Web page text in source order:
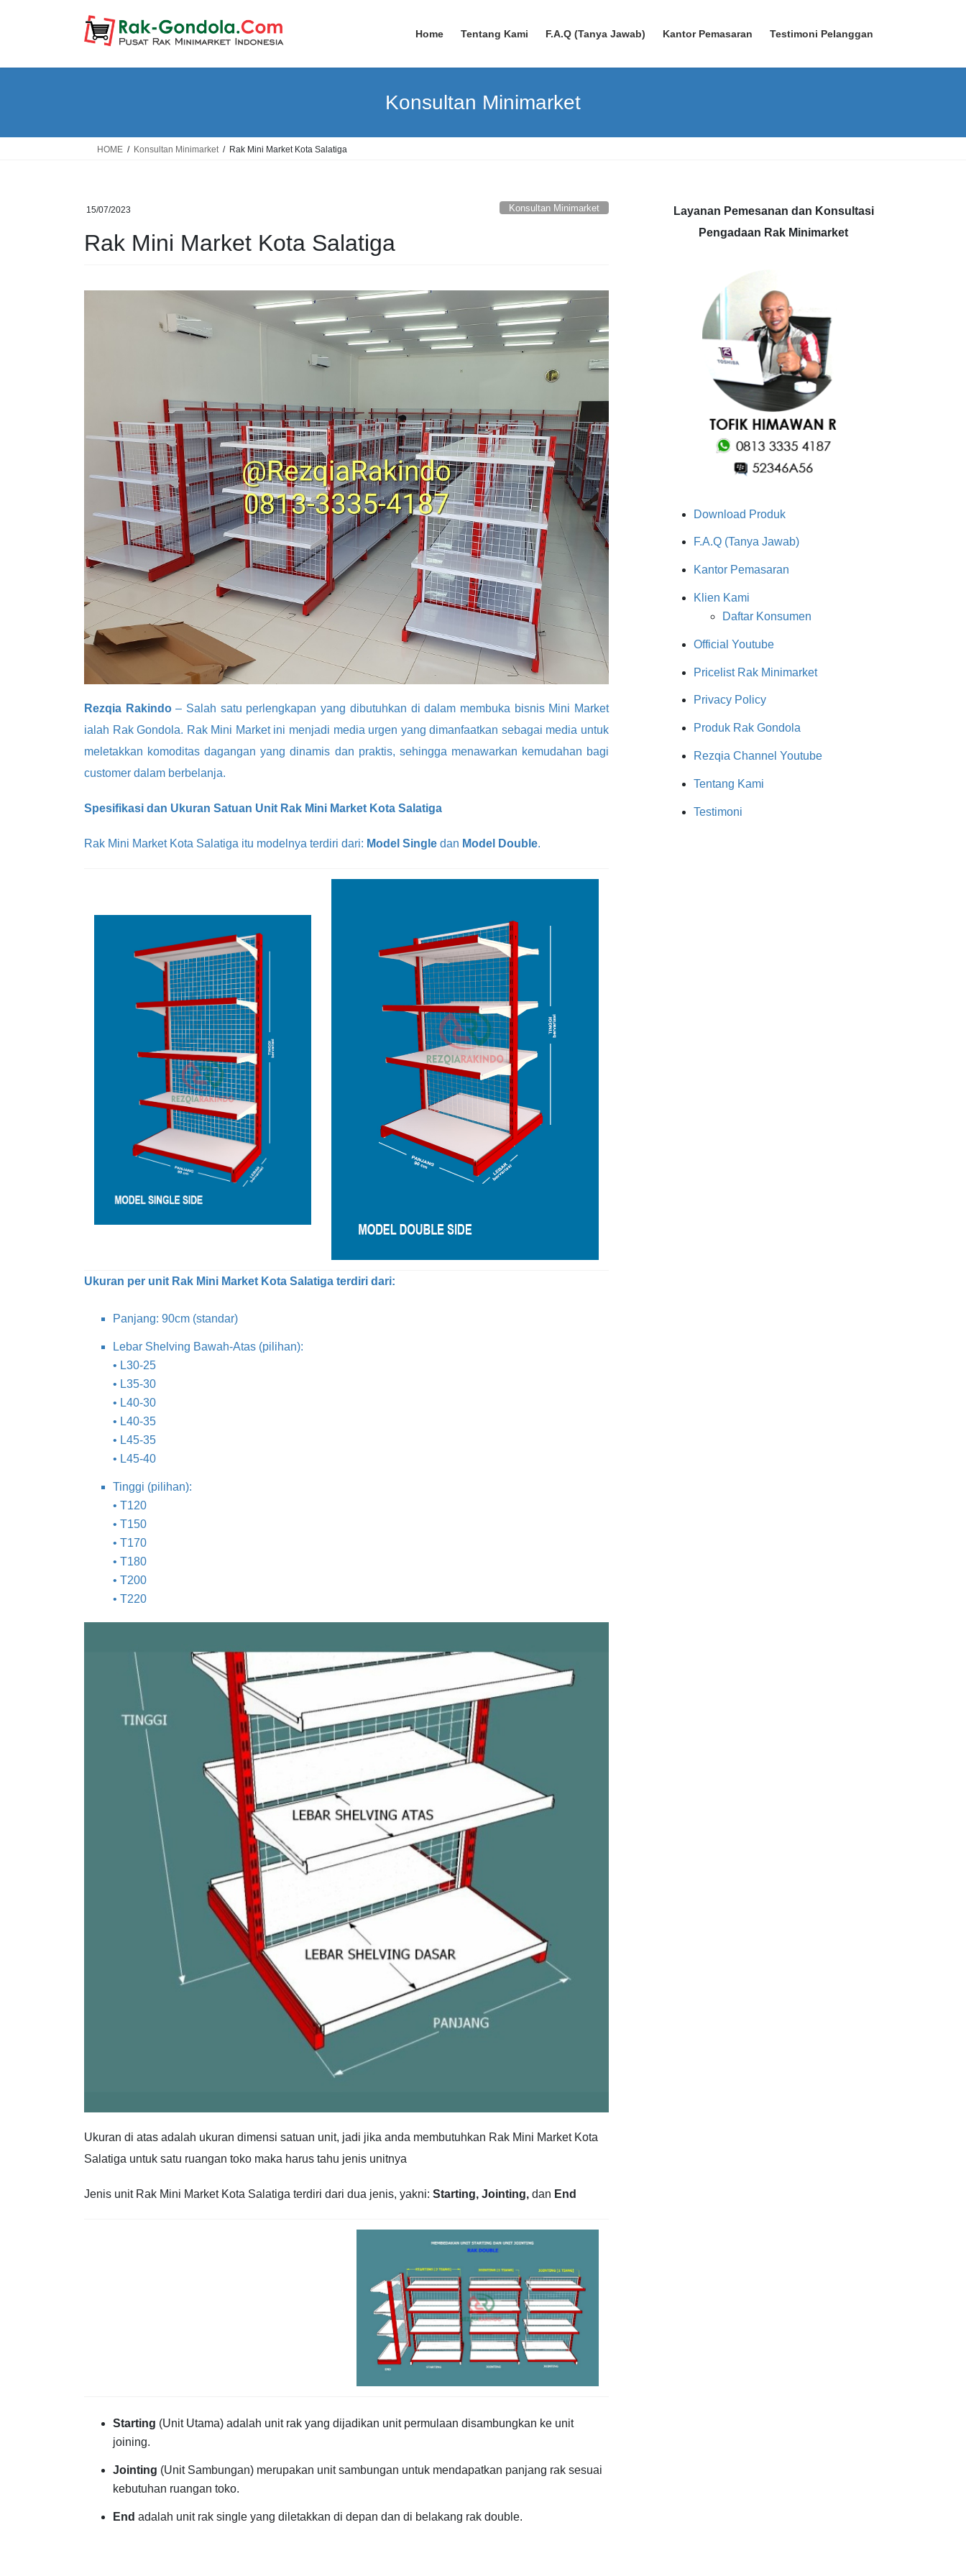
Home Tentang Kami F.A.Q (Tanya Jawab) Kantor Pemasaran Testimoni Pelanggan
Konsultan Minimarket
HOME Konsultan Minimarket Rak Mini Market Kota Salatiga
15/07/2023 Konsultan Minimarket
Rak Mini Market Kota Salatiga
Rezqia Rakindo– Salah satu perlengkapan yang dibutuhkan di dalam membuka bisnis Mini Market
ialah Rak Gondola. Rak Mini Market ini menjadi media urgen yang dimanfaatkan sebagai media untuk
meletakkan komoditas dagangan yang dinamis dan praktis, sehingga menawarkan kemudahan bagi
customer dalam berbelanja.
Spesifikasi dan Ukuran Satuan Unit Rak Mini Market Kota Salatiga
Rak Mini Market Kota Salatiga itu modelnya terdiri dari: Model Single dan Model Double.
Ukuran per unit Rak Mini Market Kota Salatiga terdiri dari:
Panjang: 90cm (standar)
Lebar Shelving Bawah-Atas (pilihan):
• L30-25
• L35-30
• L40-30
• L40-35
• L45-35
• L45-40
Tinggi (pilihan):
• T120
• T150
• T170
• T180
• T200
• T220
Ukuran di atas adalah ukuran dimensi satuan unit, jadi jika anda membutuhkan Rak Mini Market Kota
Salatiga untuk satu ruangan toko maka harus tahu jenis unitnya
Jenis unit Rak Mini Market Kota Salatiga terdiri dari dua jenis, yakni: Starting, Jointing, dan End
Starting (Unit Utama) adalah unit rak yang dijadikan unit permulaan disambungkan ke unit
joining.
Jointing (Unit Sambungan) merupakan unit sambungan untuk mendapatkan panjang rak sesuai
kebutuhan ruangan toko.
End adalah unit rak single yang diletakkan di depan dan di belakang rak double.
Layanan Pemesanan dan Konsultasi
Pengadaan Rak Minimarket
Download Produk
F.A.Q (Tanya Jawab)
Kantor Pemasaran
Klien Kami
Daftar Konsumen
Official Youtube
Pricelist Rak Minimarket
Privacy Policy
Produk Rak Gondola
Rezqia Channel Youtube
Tentang Kami
Testimoni